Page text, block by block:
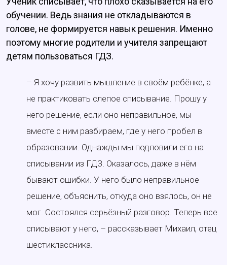
обучении. Ведь знания не откладываются в
голове, не формируется навык решения. Именно
поэтому многие родители и учителя запрещают
детям пользоваться ГДЗ.
– Я хочу развить мышление в своём ребёнке, а
не практиковать слепое списывание. Прошу у
него решение, если оно неправильное, мы
вместе с ним разбираем, где у него пробел в
образовании. Однажды мы подловили его на
списывании из ГДЗ. Оказалось, даже в нём
бывают ошибки. У него было неправильное
решение, объяснить, откуда оно взялось, он не
мог. Состоялся серьёзный разговор. Теперь все
списывают у него, – рассказывает Михаил, отец
шестиклассника.